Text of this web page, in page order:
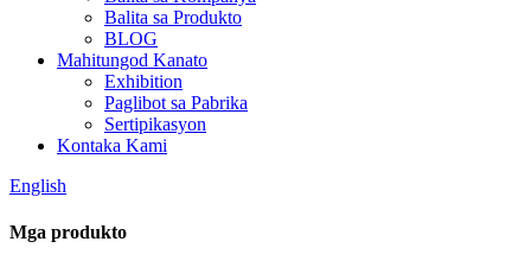
Balita sa Produkto
BLOG
Mahitungod Kanato
Exhibition
Paglibot sa Pabrika
Sertipikasyon
Kontaka Kami
English
Mga produkto